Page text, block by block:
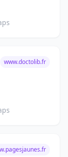
www.doctolib.fr